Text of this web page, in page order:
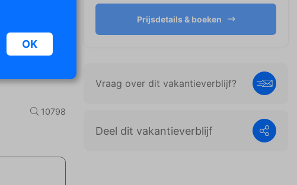
10798
Prijsdetails & boeken
Vraag over dit vakantieverblijf?
Deel dit vakantieverblijf
OK
door
van